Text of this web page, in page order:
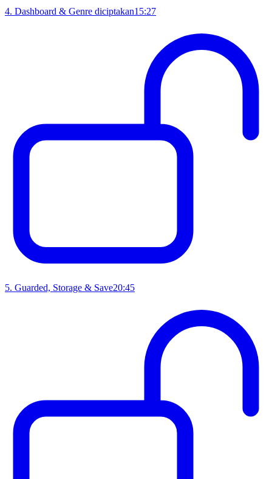
4. Dashboard & Genre diciptakan15:27
5. Guarded, Storage & Save20:45